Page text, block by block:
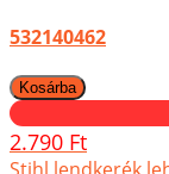
532140462
2.790 Ft